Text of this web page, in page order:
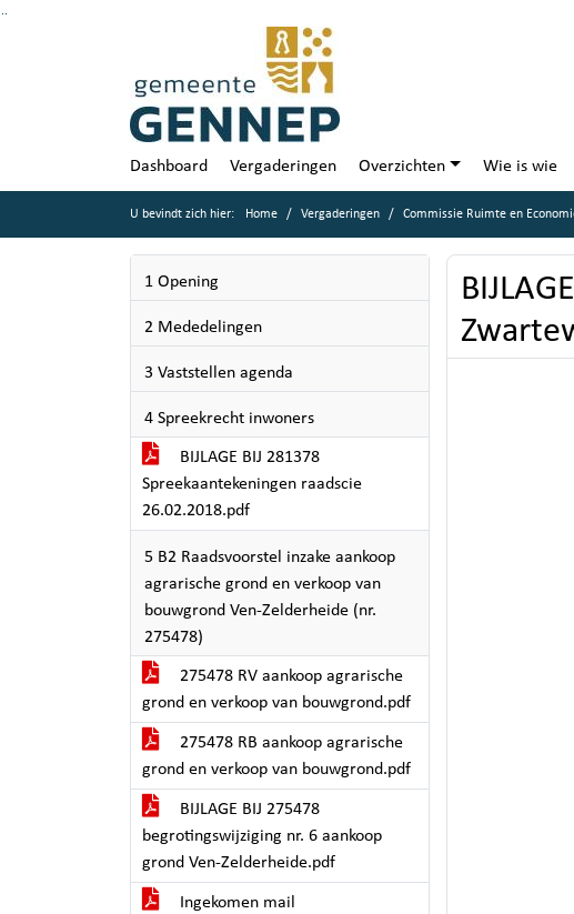
Dashboard Vergaderingen Overzichten Wie is wie
U bevindt zich hier: Home Vergaderingen Commissie Ruimte en
1 Opening
2 Mededelingen
3 Vaststellen agenda
4 Spreekrecht inwoners
BIJLAGE BIJ 281378
Spreekaantekeningen raadscie
26.02.2018.pdf
5 B2 Raadsvoorstel inzake aankoop
agrarische grond en verkoop van
bouwgrond Ven-Zelderheide (nr.
275478)
275478 RV aankoop agrarische
grond en verkoop van bouwgrond.pdf
275478 RB aankoop agrarische
grond en verkoop van bouwgrond.pdf
BIJLAGE BIJ 275478
begrotingswijziging nr. 6 aankoop
grond Ven-Zelderheide.pdf
Ingekomen mail